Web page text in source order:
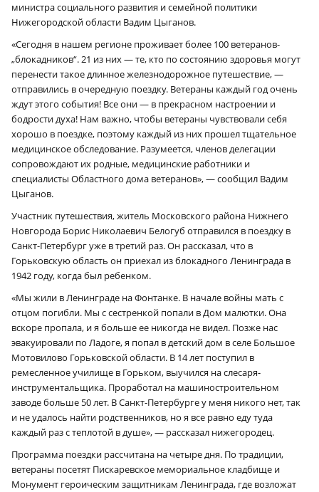
министра социального развития и семейной политики
Нижегородской области Вадим Цыганов.
«Сегодня в нашем регионе проживает более 100 ветеранов-
„блокадников“. 21 из них — те, кто по состоянию здоровья могут
перенести такое длинное железнодорожное путешествие, —
отправились в очередную поездку. Ветераны каждый год очень
ждут этого события! Все они — в прекрасном настроении и
бодрости духа! Нам важно, чтобы ветераны чувствовали себя
хорошо в поездке, поэтому каждый из них прошел тщательное
медицинское обследование. Разумеется, членов делегации
сопровождают их родные, медицинские работники и
специалисты Областного дома ветеранов», — сообщил Вадим
Цыганов.
Участник путешествия, житель Московского района Нижнего
Новгорода Борис Николаевич Белогуб отправился в поездку в
Санкт-Петербург уже в третий раз. Он рассказал, что в
Горьковскую область он приехал из блокадного Ленинграда в
1942 году, когда был ребенком.
«Мы жили в Ленинграде на Фонтанке. В начале войны мать с
отцом погибли. Мы с сестренкой попали в Дом малютки. Она
вскоре пропала, и я больше ее никогда не видел. Позже нас
эвакуировали по Ладоге, я попал в детский дом в селе Большое
Мотовилово Горьковской области. В 14 лет поступил в
ремесленное училище в Горьком, выучился на слесаря-
инструментальщика. Проработал на машиностроительном
заводе больше 50 лет. В Санкт-Петербурге у меня никого нет, так
и не удалось найти родственников, но я все равно еду туда
каждый раз с теплотой в душе», — рассказал нижегородец.
Программа поездки рассчитана на четыре дня. По традиции,
ветераны посетят Пискаревское мемориальное кладбище и
Монумент героическим защитникам Ленинграда, где возложат